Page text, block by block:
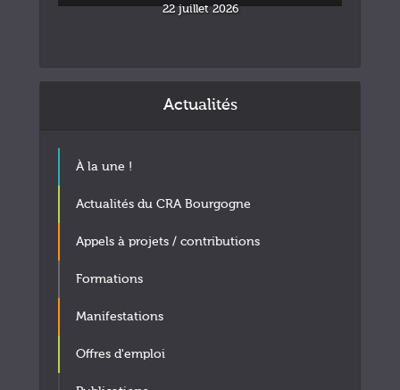
22 juillet 2026
Actualités
À la une !
Actualités du CRA Bourgogne
Appels à projets / contributions
Formations
Manifestations
Offres d'emploi